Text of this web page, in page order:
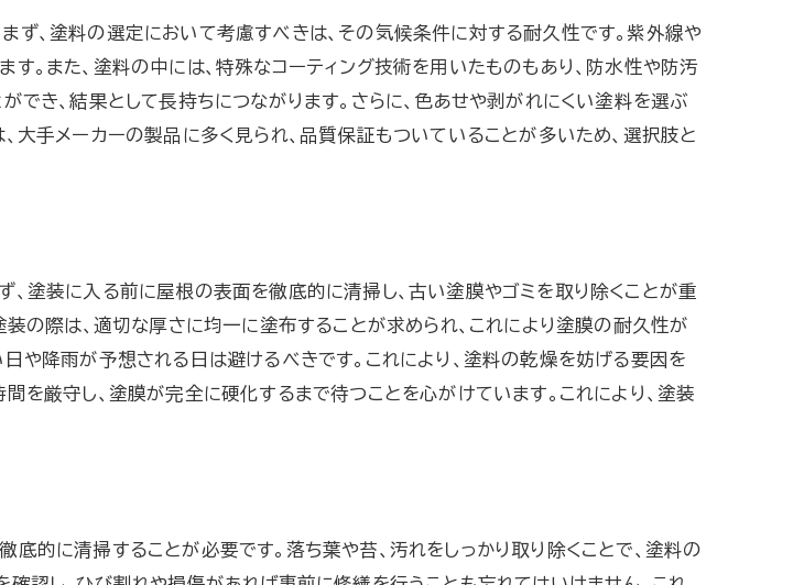
方法の詳細
ず、塗料の選定において考慮すべきは、その気候条件に対する耐久性です。紫外線や
。また、塗料の中には、特殊なコーティング技術を用いたものもあり、防水性や防汚
でき、結果として長持ちにつながります。さらに、色あせや剥がれにくい塗料を選ぶ
大手メーカーの製品に多く見られ、品質保証もついていることが多いため、選択肢と
塗装に入る前に屋根の表面を徹底的に清掃し、古い塗膜やゴミを取り除くことが重
装の際は、適切な厚さに均一に塗布することが求められ、これにより塗膜の耐久性が
や降雨が予想される日は避けるべきです。これにより、塗料の乾燥を妨げる要因を
を厳守し、塗膜が完全に硬化するまで待つことを心がけています。これにより、塗装
的に清掃することが必要です。落ち葉や苔、汚れをしっかり取り除くことで、塗料の